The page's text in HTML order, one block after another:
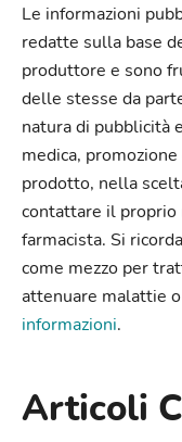
Le informazioni
redatte sulla base
produttore e sono
delle stesse da
natura di pubblicità
medica,
prodotto, nella
contattare il proprio
farmacista. Si
come mezzo per
attenuare malattie
informazioni.
Articoli